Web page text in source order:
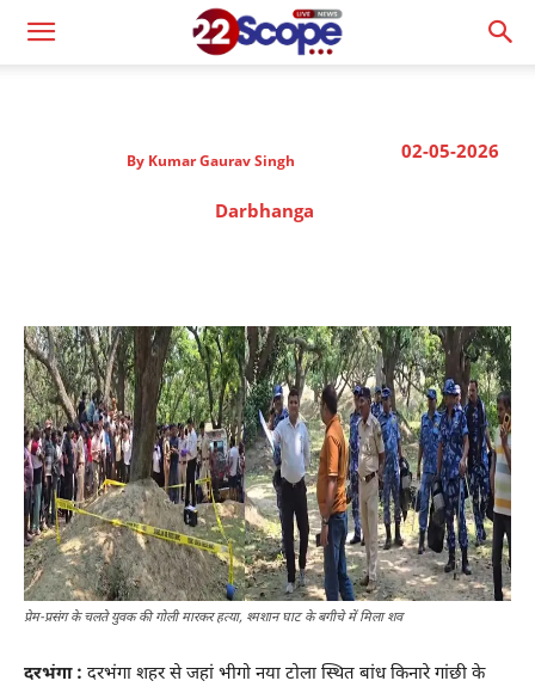
02-05-2026
By Kumar Gaurav Singh
Darbhanga
प्रेम-प्रसंग के चलते युवक की गोली मारकर हत्या, श्मशान घाट के बगीचे में मिला शव
दरभंगा : दरभंगा शहर से जहां भीगो नया टोला स्थित बांध किनारे गांछी के